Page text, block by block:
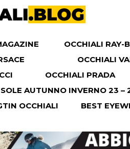
OCCHIALI RAY-
OCCHIALI
OCCHIALI PRADA
AUTUNNO INVERNO 23 –
OCCHIALI
BEST